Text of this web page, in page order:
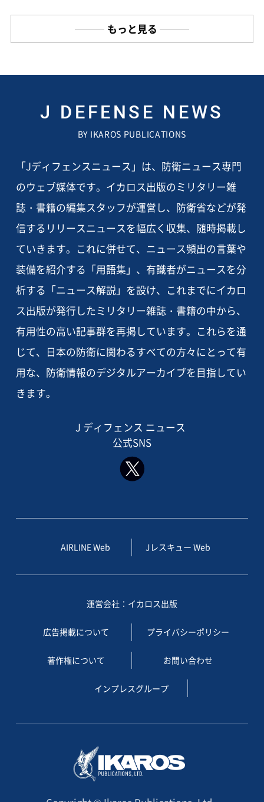
もっと見る
J DEFENSE NEWS
BY IKAROS PUBLICATIONS
「Jディフェンスニュース」は、防衛ニュース専門
のウェブ媒体です。イカロス出版のミリタリー雑
誌・書籍の編集スタッフが運営し、防衛省などが発
信するリリースニュースを幅広く収集、随時掲載し
ていきます。これに併せて、ニュース頻出の言葉や
装備を紹介する「用語集」、有識者がニュースを分
析する「ニュース解説」を設け、これまでにイカロ
ス出版が発行したミリタリー雑誌・書籍の中から、
有用性の高い記事群を再掲しています。これらを通
じて、日本の防衛に関わるすべての方々にとって有
用な、防衛情報のデジタルアーカイブを目指してい
きます。
J ディフェンス ニュース
公式SNS
AIRLINE Web Jレスキュー Web
運営会社：イカロス出版
広告掲載について プライバシーポリシー
著作権について お問い合わせ
インプレスグループ